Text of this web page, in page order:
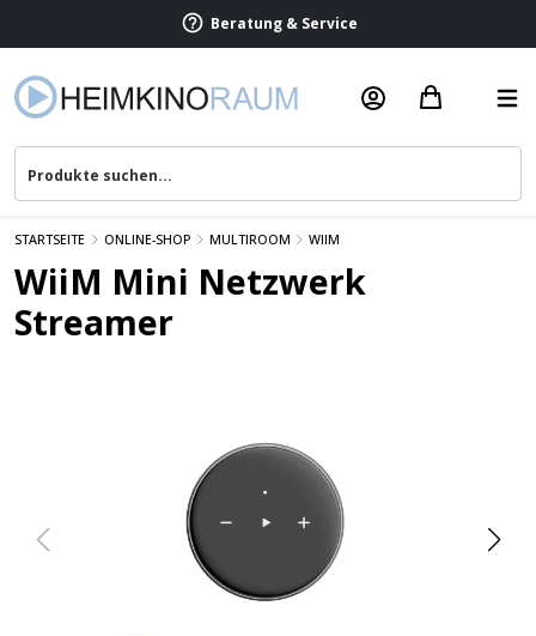
Beratung & Service
STARTSEITE ONLINE-SHOP MULTIROOM WIIM
WiiM Mini Netzwerk
Streamer